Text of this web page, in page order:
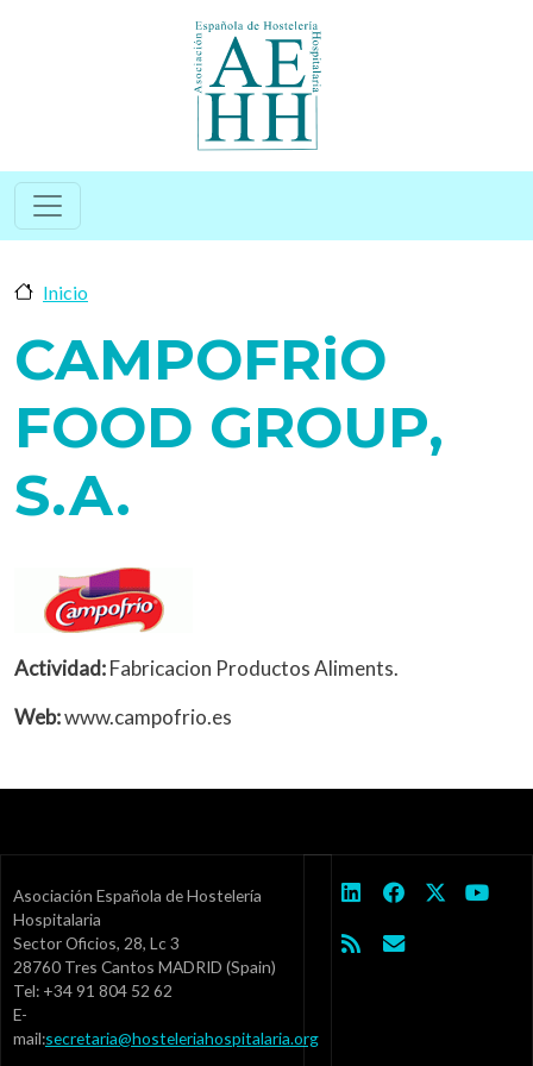
Inicio
CAMPOFRiO
FOOD GROUP,
S.A.
Actividad:Fabricacion Productos Aliments.
Web:www.campofrio.es
Asociación Española de Hostelería
Hospitalaria
Sector Oficios, 28, Lc 3
28760 Tres Cantos MADRID (Spain)
Tel: +34 91 804 52 62
E-
mail:secretaria@hosteleriahospitalaria.org